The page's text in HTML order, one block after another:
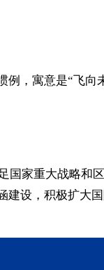
，寓意是“飞向
国家重大战略和
设，积极扩大